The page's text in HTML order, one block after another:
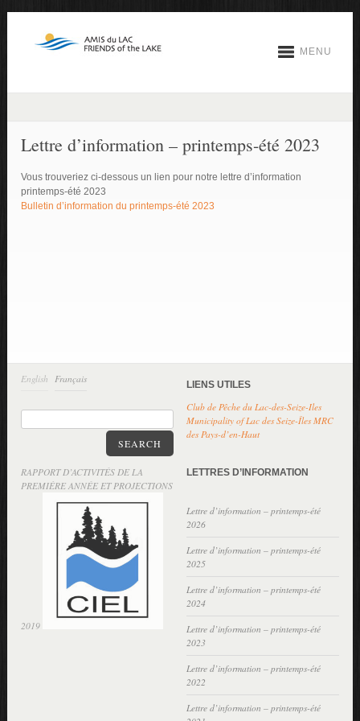
MENU
Lettre d’information – printemps-été 2023
Vous trouveriez ci-dessous un lien pour notre lettre d’information
printemps-été 2023
Bulletin d’information du printemps-été 2023
English Français
SEARCH
LIENS UTILES
Club de Pêche du Lac-des-Seize-Iles
Municipality of Lac des Seize-Îles MRC
des Pays-d’en-Haut
RAPPORT D’ACTIVITÉS DE LA
PREMIÈRE ANNÉE ET PROJECTIONS
2019
LETTRES D’INFORMATION
Lettre d’information – printemps-été
2026
Lettre d’information – printemps-été
2025
Lettre d’information – printemps-été
2024
Lettre d’information – printemps-été
2023
Lettre d’information – printemps-été
2022
Lettre d’information – printemps-été